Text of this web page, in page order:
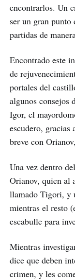
encontrarlos. Un
ser un gran
partidas de
Encontrado este
de
portales del
algunos consejos
Igor, el
escudero,
breve con
Una vez dentro
Orianov, quien al
llamado Tigori, y
mientras el resto
escabulle para
Mientras
dice que deben
crimen, y les